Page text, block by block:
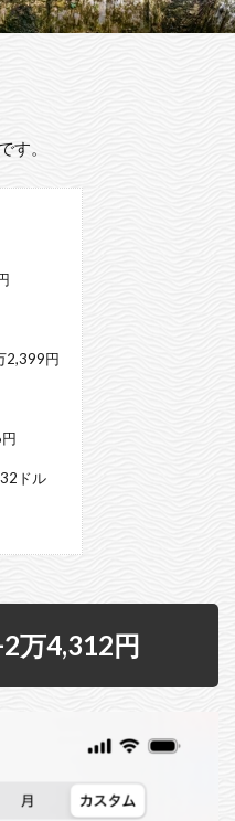
す。
2,399円
ドル
万4,312円